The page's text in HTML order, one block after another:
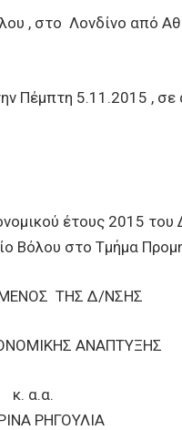
, στο Λονδίνο από
Πέμπτη 5.11.2015 ,
έτους 2015 του
Βόλου στο Τμήμα
ΤΗΣ Δ/ΝΣΗΣ
ΑΝΑΠΤΥΞΗΣ
κ. α.α.
ΡΗΓΟΥΛΙΑ